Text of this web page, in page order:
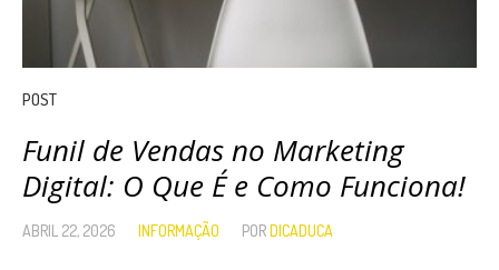
POST
Funil de Vendas no Marketing
Digital: O Que É e Como Funciona!
ABRIL 22, 2026 INFORMAÇÃO PORDICADUCA